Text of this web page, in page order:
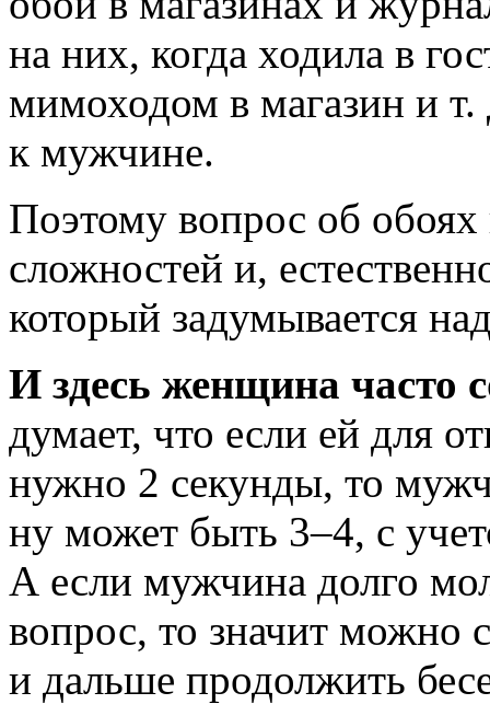
на них, когда ходила в
мимоходом в магазин и
к мужчине.
Поэтому вопрос об
сложностей и,
который задумывается
И здесь женщина часто
думает, что если ей для
нужно 2 секунды, то
ну может быть 3–4, с
А если мужчина долго
вопрос, то значит можно
и дальше продолжить